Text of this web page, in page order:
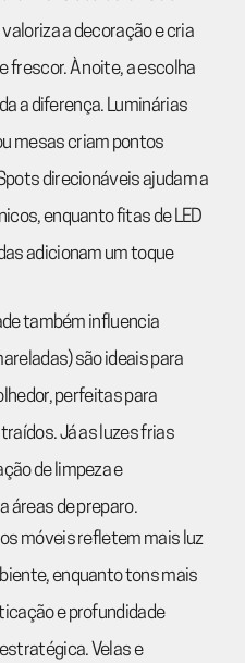
a decoração e cria
frescor. À noite, a escolha
a diferença. Luminárias
mesas criam pontos
direcionáveis ajudam a
enquanto fitas de LED
adicionam um toque
também influencia
são ideais para
perfeitas para
Já as luzes frias
de limpeza e
áreas de preparo.
móveis refletem mais luz
enquanto tons mais
e profundidade
Velas e